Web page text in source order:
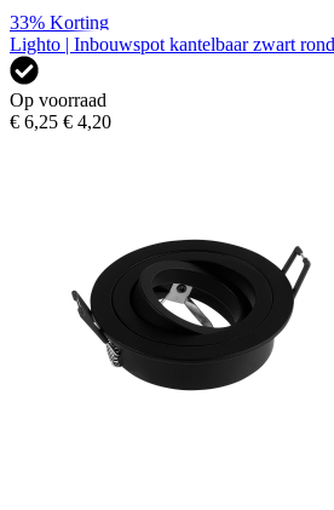
33% Korting
Lighto | Inbouwspot kantelbaar zwart
Op voorraad
€ 6,25 € 4,20